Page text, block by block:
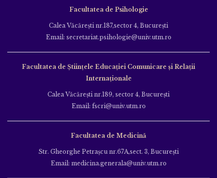
Facultatea de Psihologie
Calea Văcăreşti nr.187,sector 4, Bucureşti
Email: secretariat.psihologie@univ.utm.ro
Facultatea de Ştiinţele Educației Comunicare și Relații
Internaționale
Calea Văcăreşti nr.189, sector 4, Bucureşti
Email: fscri@univ.utm.ro
Facultatea de Medicină
Str. Gheorghe Petraşcu nr.67A,sect. 3, Bucureşti
Email: medicina.generala@univ.utm.ro